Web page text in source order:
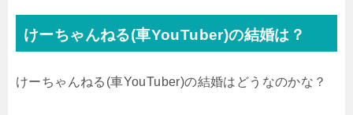
けーちゃんねる(車YouTuber)の結婚は？
けーちゃんねる(車YouTuber)の結婚はどうなのかな？